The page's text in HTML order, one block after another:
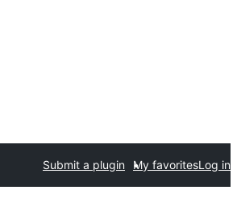
Submit a plugin My favoritesLog in